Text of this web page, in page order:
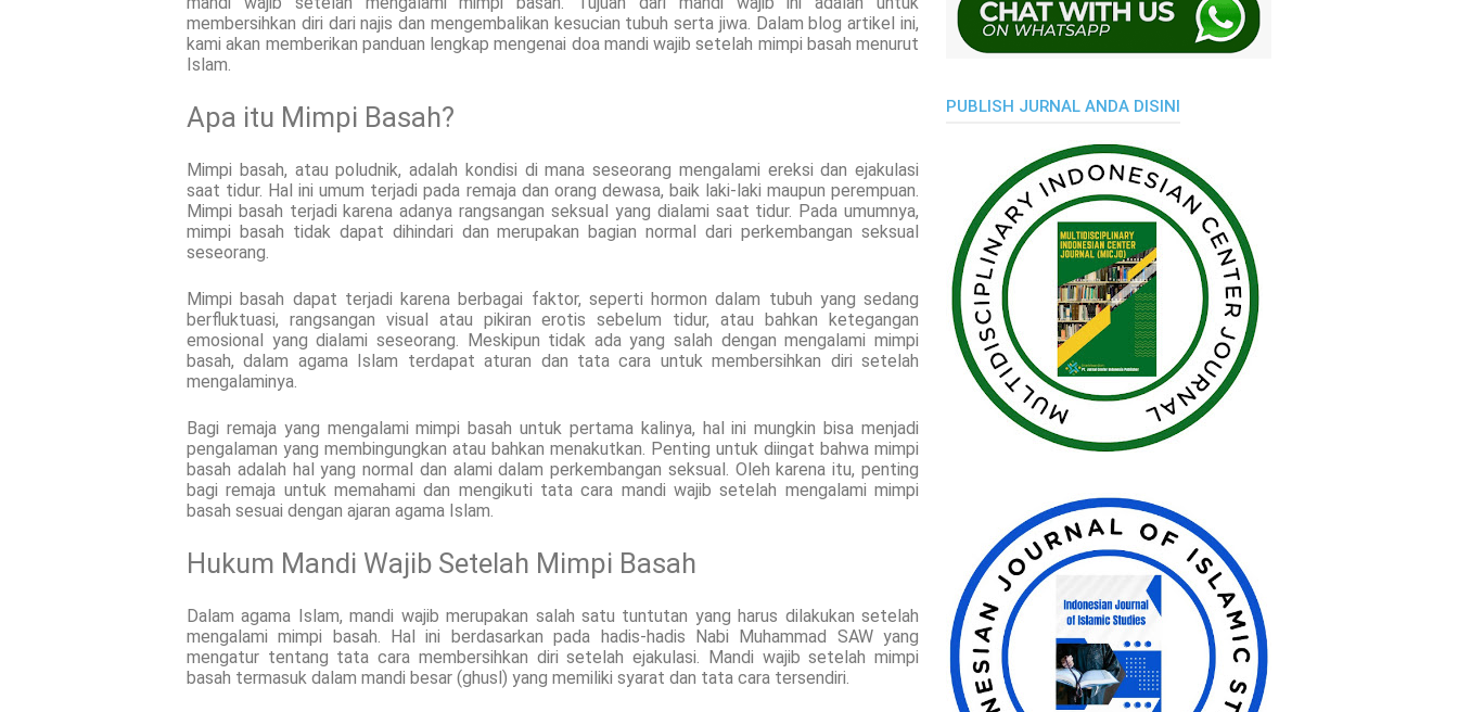
membersihkan diri dari najis dan mengembalikan kesucian tubuh serta jiwa. Dalam blog artikel ini,
kami akan memberikan panduan lengkap mengenai doa mandi wajib setelah mimpi basah menurut
Islam.
Apa itu Mimpi Basah?
Mimpi basah, atau poludnik, adalah kondisi di mana seseorang mengalami ereksi dan ejakulasi
saat tidur. Hal ini umum terjadi pada remaja dan orang dewasa, baik laki-laki maupun perempuan.
Mimpi basah terjadi karena adanya rangsangan seksual yang dialami saat tidur. Pada umumnya,
mimpi basah tidak dapat dihindari dan merupakan bagian normal dari perkembangan seksual
seseorang.
Mimpi basah dapat terjadi karena berbagai faktor, seperti hormon dalam tubuh yang sedang
berfluktuasi, rangsangan visual atau pikiran erotis sebelum tidur, atau bahkan ketegangan
emosional yang dialami seseorang. Meskipun tidak ada yang salah dengan mengalami mimpi
basah, dalam agama Islam terdapat aturan dan tata cara untuk membersihkan diri setelah
mengalaminya.
Bagi remaja yang mengalami mimpi basah untuk pertama kalinya, hal ini mungkin bisa menjadi
pengalaman yang membingungkan atau bahkan menakutkan. Penting untuk diingat bahwa mimpi
basah adalah hal yang normal dan alami dalam perkembangan seksual. Oleh karena itu, penting
bagi remaja untuk memahami dan mengikuti tata cara mandi wajib setelah mengalami mimpi
basah sesuai dengan ajaran agama Islam.
Hukum Mandi Wajib Setelah Mimpi Basah
Dalam agama Islam, mandi wajib merupakan salah satu tuntutan yang harus dilakukan setelah
mengalami mimpi basah. Hal ini berdasarkan pada hadis-hadis Nabi Muhammad SAW yang
mengatur tentang tata cara membersihkan diri setelah ejakulasi. Mandi wajib setelah mimpi
basah termasuk dalam mandi besar (ghusl) yang memiliki syarat dan tata cara tersendiri.
PUBLISH JURNAL ANDA DISINI